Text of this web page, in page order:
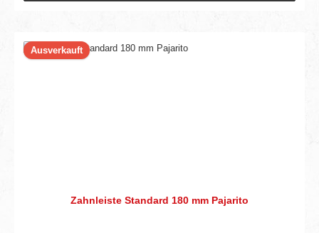
Ausverkauft
Zahnleiste Standard 180 mm Pajarito